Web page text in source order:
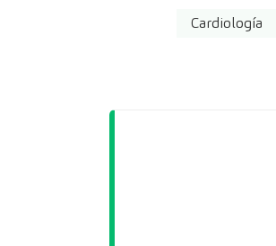
Cardiología